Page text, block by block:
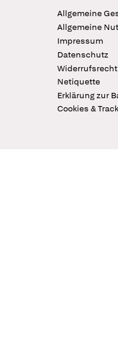
Allgemeine
Allgemeine
Impressum
Datenschutz
Widerrufsrecht
Netiquette
Erklärung zur
Cookies &